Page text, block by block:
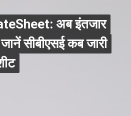
अब इंतजार
सीबीएसई कब जारी
अब इंतजार
सीबीएसई कब जारी